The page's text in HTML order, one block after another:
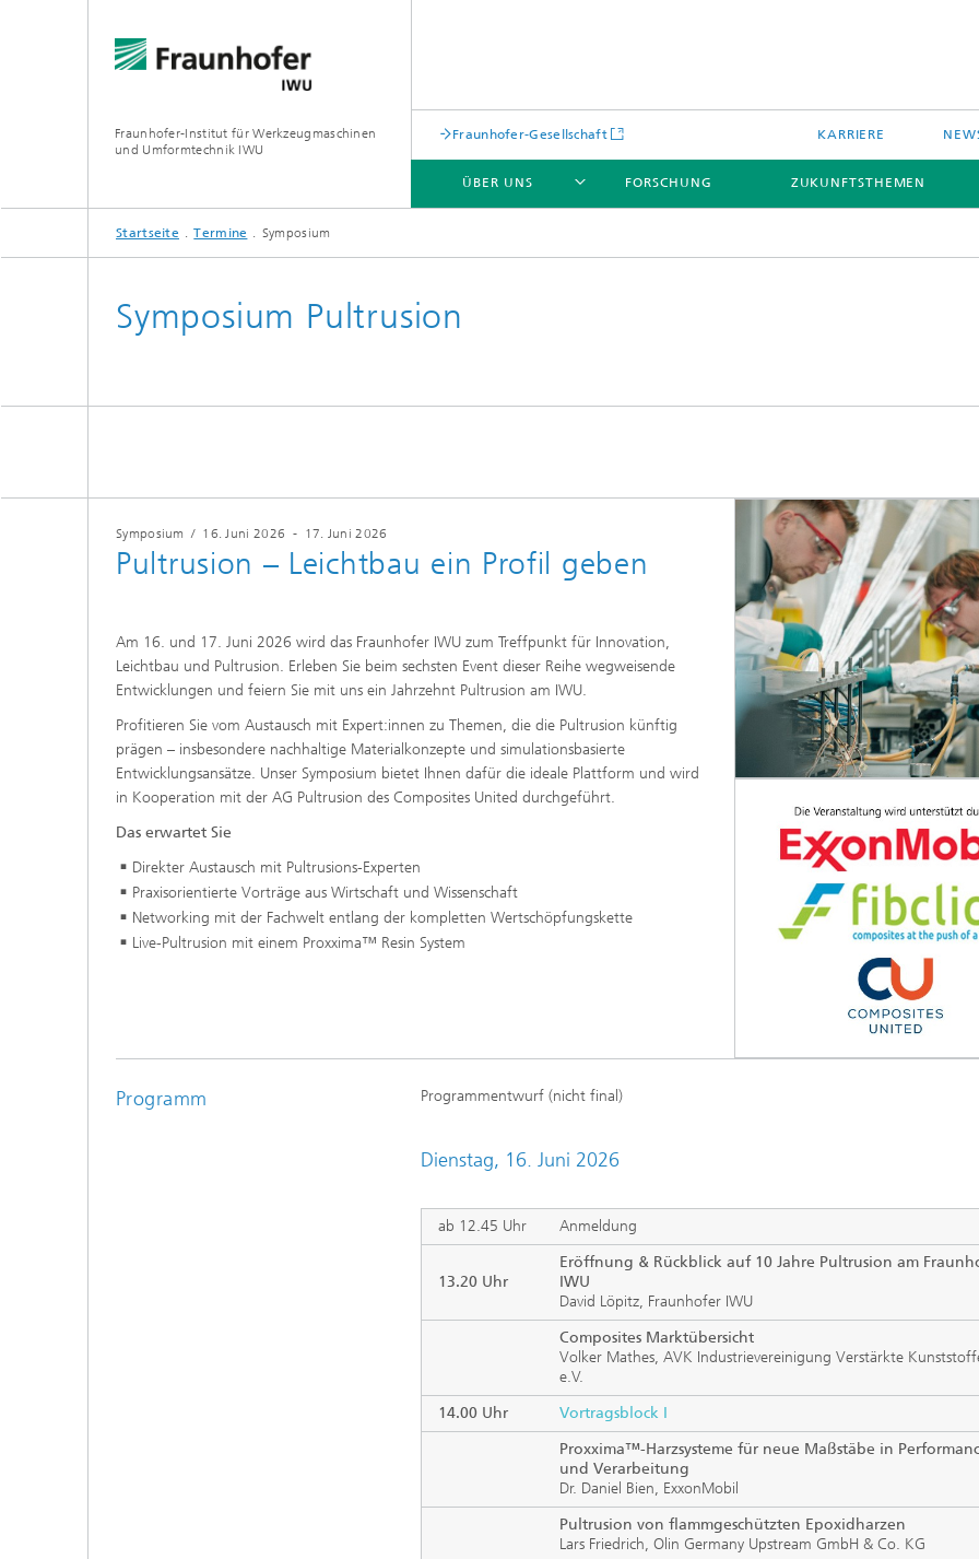
Fraunhofer-Institut für Werkzeugmaschinen
und Umformtechnik IWU
Fraunhofer-Gesellschaft KARRIERE
ÜBER UNS
ÜBER UNS
FORSCHUNG ZUKUNFTSTHEMEN
ZUKUNFTSTHEMEN
Startseite Termine Symposium
Symposium Pultrusion
Symposium / 16. Juni 2026 - 17. Juni 2026
Pultrusion – Leichtbau ein Profil geben
Am 16. und 17. Juni 2026 wird das Fraunhofer IWU zum Treffpunkt für Innovation,
Leichtbau und Pultrusion. Erleben Sie beim sechsten Event dieser Reihe wegweisende
Entwicklungen und feiern Sie mit uns ein Jahrzehnt Pultrusion am IWU.
Profitieren Sie vom Austausch mit Expert:innen zu Themen, die die Pultrusion künftig
prägen – insbesondere nachhaltige Materialkonzepte und simulationsbasierte
Entwicklungsansätze. Unser Symposium bietet Ihnen dafür die ideale Plattform und wird
in Kooperation mit der AG Pultrusion des Composites United durchgeführt.
Das erwartet Sie
Direkter Austausch mit Pultrusions-Experten
Praxisorientierte Vorträge aus Wirtschaft und Wissenschaft
Networking mit der Fachwelt entlang der kompletten Wertschöpfungskette
Live-Pultrusion mit einem Proxxima™ Resin System
Programm Programmentwurf (nicht final)
Dienstag, 16. Juni 2026
ab 12.45 Uhr Anmeldung
13.20 Uhr
Eröffnung & Rückblick auf 10 Jahre Pultrusion am
IWU
David Löpitz, Fraunhofer IWU
Composites Marktübersicht
Volker Mathes, AVK Industrievereinigung Verstärkte
e.V.
14.00 Uhr
Vortragsblock I
Proxxima™-Harzsysteme für neue Maßstäbe in
und Verarbeitung
Dr. Daniel Bien, ExxonMobil
Pultrusion von flammgeschützten Epoxidharzen
Lars Friedrich, Olin Germany Upstream GmbH & Co. KG